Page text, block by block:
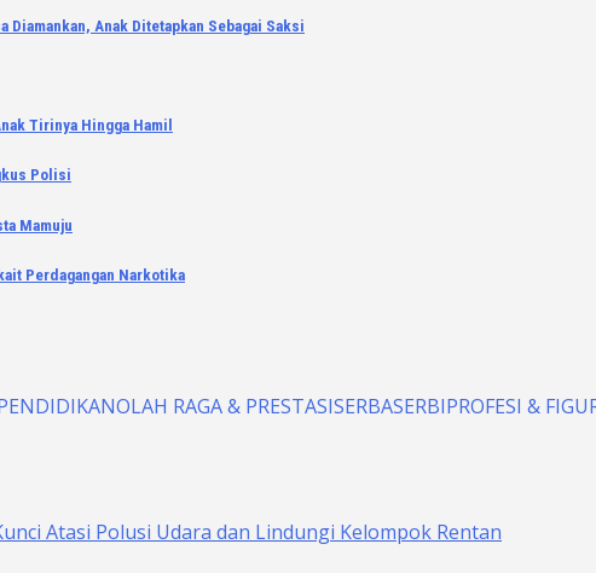
Diamankan, Anak Ditetapkan Sebagai Saksi
Tirinya Hingga Hamil
Polisi
Mamuju
Perdagangan Narkotika
OLAH RAGA & PRESTASISERBASERBIPROFESI &
Atasi Polusi Udara dan Lindungi Kelompok Rentan